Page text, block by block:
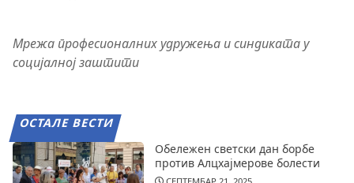
Мрежа професионалних удружења и синдиката у
социјалној заштити
ОСТАЛЕ ВЕСТИ
Обележен светски дан борбе
против Алцхајмерове болести